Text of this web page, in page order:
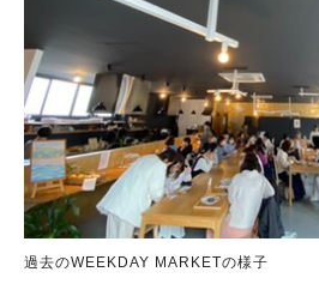
過去のWEEKDAY MARKETの様子